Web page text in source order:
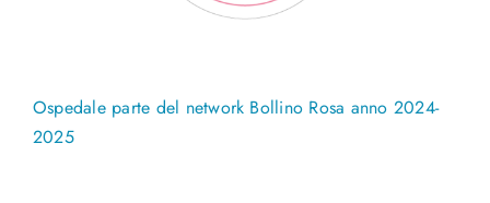
Ospedale parte del network Bollino Rosa anno 2024-
2025